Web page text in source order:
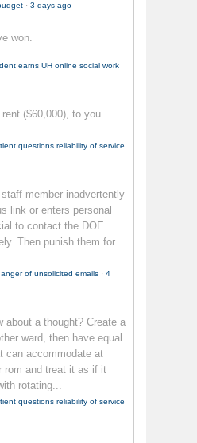
· 3 days ago
won.
earns UH online social work
($60,000), to you
questions reliability of service
staff member inadvertently
link or enters personal
to contact the DOE
Then punish them for
of unsolicited emails · 4
about a thought? Create a
ward, then have equal
can accommodate at
rom and treat it as if it
rotating...
questions reliability of service